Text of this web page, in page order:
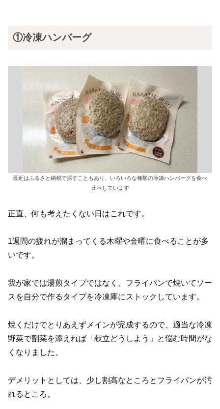
①冷凍ハンバーグ
最近はふるさと納税で探すこともあり、いろいろな種類の冷凍ハンバーグを食べ
比べしています
正直、何も考えたくない日はこれです。
1週間の疲れが溜まってくる木曜や金曜に食べることが多
いです。
我が家では湯煎タイプではなく、フライパンで焼いてソー
スを自分で作るタイプを冷凍庫にストックしています。
焼くだけでとりあえずメインが完成するので、適当な冷凍
野菜で副菜を添えれば「献立どうしよう」と悩む時間がな
くなりました。
デメリットとしては、少し割高なところとフライパンが汚
れるところ。